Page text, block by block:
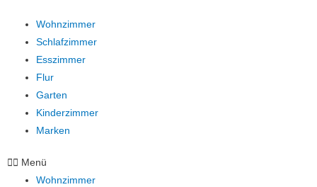
Wohnzimmer
Schlafzimmer
Esszimmer
Flur
Garten
Kinderzimmer
Marken
Menü
Wohnzimmer